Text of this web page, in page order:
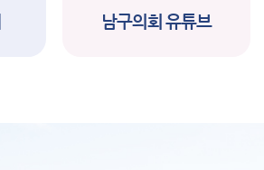
합격자 및 면접시
2026-06-16
남구의회 유튜브